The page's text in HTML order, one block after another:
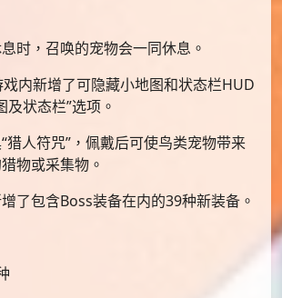
时，召唤的宠物会一同休息。
内新增了可隐藏小地图和状态栏HUD
及状态栏”选项。
猎人符咒”，佩戴后可使鸟类宠物带来
物或采集物。
了包含Boss装备在内的39种新装备。